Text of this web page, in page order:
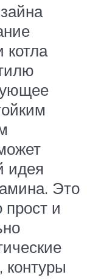
котла
идея
Это
прост и
контуры